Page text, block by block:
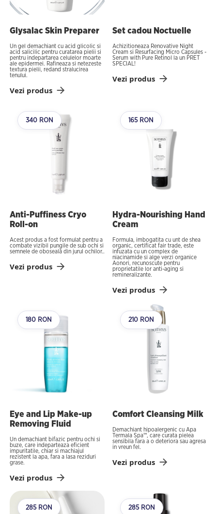
Glysalac Skin Preparer
Un gel demachiant cu acid glicolic si
acid salicilic pentru curatarea pielii si
pentru indepartarea celulelor moarte
ale epidermei. Rafineaza si netezeste
textura pielii, redand stralucirea
tenului.
Vezi produs
Set cadou Noctuelle
Achizitioneaza Renovative Night
Cream si Resurfacing Micro Capsules -
Serum with Pure Retinol la un PRET
SPECIAL!
Vezi produs
340 RON
Anti-Puffiness Cryo
Roll-on
Acest produs a fost formulat pentru a
combate vizibil pungile de sub ochi si
semnele de oboseală din jurul ochilor..
Vezi produs
165 RON
Hydra-Nourishing Hand
Cream
Formula, imbogatita cu unt de shea
organic, certificat fair trade, este
infuzata cu un complex de
niacinamide si alge verzi organice
Aonori, recunoscute pentru
proprietatile lor anti-aging si
remineralizante.
Vezi produs
180 RON
Eye and Lip Make-up
Removing Fluid
Un demachiant bifazic pentru ochi si
buze, care indeparteaza eficient
impuritatile, chiar si machiajul
rezistent la apa, fara a lasa reziduri
grase.
Vezi produs
210 RON
Comfort Cleansing Milk
Demachiant hipoalergenic cu Apa
Termala Spa™, care curata pielea
sensibila fara a o deteriora sau agresa
in vreun fel.
Vezi produs
285 RON 285 RON